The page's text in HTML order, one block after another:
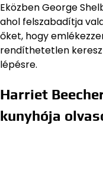
Eközben George
ahol felszabadítja
őket, hogy
rendíthetetlen
lépésre.
Harriet
kunyhója